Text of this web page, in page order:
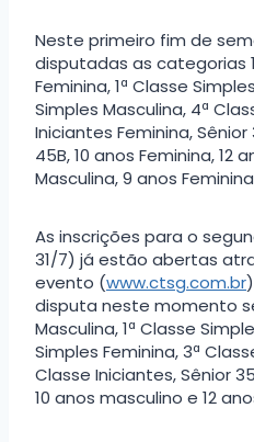
Neste primeiro fim de
disputadas as categorias
Feminina, 1ª Classe
Simples Masculina, 4ª
Iniciantes Feminina, Sênior
45B, 10 anos Feminina, 12
Masculina, 9 anos
As inscrições para o
31/7) já estão abertas
evento (www.ctsg.com.br
disputa neste momento
Masculina, 1ª Classe
Simples Feminina, 3ª
Classe Iniciantes, Sênior
10 anos masculino e 12